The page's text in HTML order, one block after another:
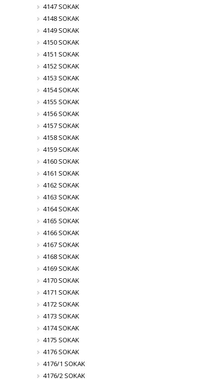
4147 SOKAK
4148 SOKAK
4149 SOKAK
4150 SOKAK
4151 SOKAK
4152 SOKAK
4153 SOKAK
4154 SOKAK
4155 SOKAK
4156 SOKAK
4157 SOKAK
4158 SOKAK
4159 SOKAK
4160 SOKAK
4161 SOKAK
4162 SOKAK
4163 SOKAK
4164 SOKAK
4165 SOKAK
4166 SOKAK
4167 SOKAK
4168 SOKAK
4169 SOKAK
4170 SOKAK
4171 SOKAK
4172 SOKAK
4173 SOKAK
4174 SOKAK
4175 SOKAK
4176 SOKAK
4176/1 SOKAK
4176/2 SOKAK